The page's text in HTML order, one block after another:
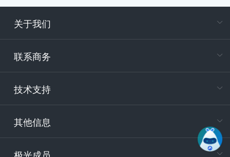
关于我们
联系商务
技术支持
其他信息
极光成员
电
400-
技